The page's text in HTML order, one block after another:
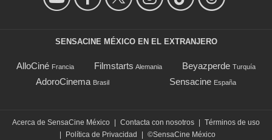
SENSACINE MÉXICO EN EL EXTRANJERO
AlloCiné Francia Filmstarts Alemania Beyazperde Turquía
AdoroCinema Brasil Sensacine España
Acerca de SensaCine México | Contacta con nosotros | Términos de uso
|
Política de Privacidad | ©SensaCine México